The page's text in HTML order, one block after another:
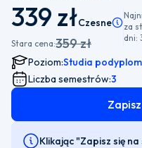
339 złCzesne
Stara cena:359 zł
za
dni:
Poziom:Studia
Liczba semestrów:3
Klikając "Zapisz się